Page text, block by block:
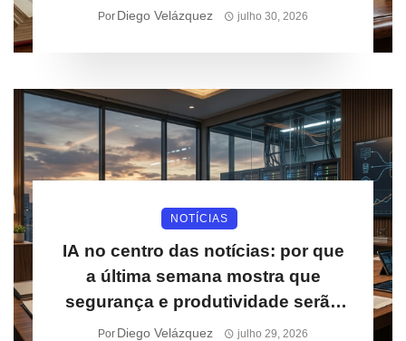
cobertura
Por Diego Velázquez julho 30, 2026
NOTÍCIAS
IA no centro das notícias: por que
a última semana mostra que
segurança e produtividade serão
prioridades para empresas
Por Diego Velázquez julho 29, 2026